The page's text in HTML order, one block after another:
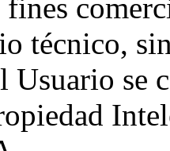
técnico,
se